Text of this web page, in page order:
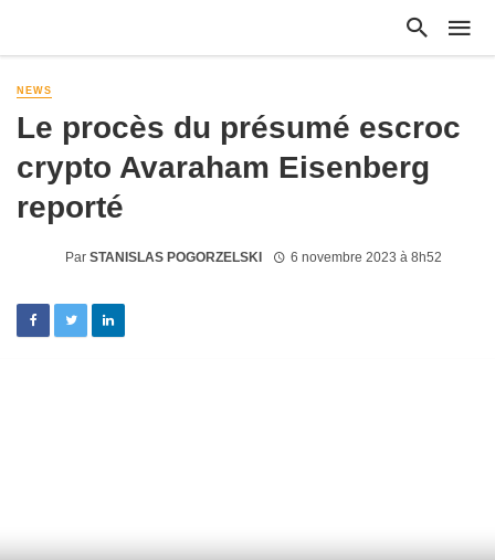
NEWS
Le procès du présumé escroc
crypto Avaraham Eisenberg
reporté
Par STANISLAS POGORZELSKI 6 novembre 2023 à 8h52